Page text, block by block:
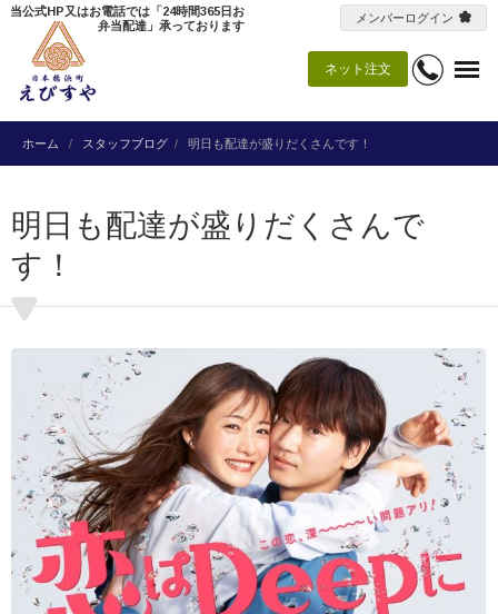
ネット注文
当公式HP又はお電話では「24時間365日お
弁当配達」承っております
メンバーログイン
ホーム スタッフブログ 明日も配達が盛りだくさんです！
明日も配達が盛りだくさんで
す！